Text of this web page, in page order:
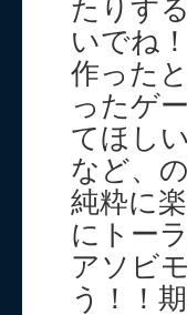
たりす
いでね
作った
ったゲ
てほしい
など、
純粋に
にトー
アソビ
う！！